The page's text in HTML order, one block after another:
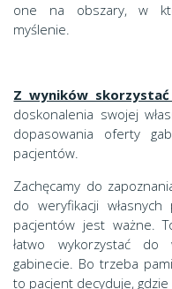
one na obszary, w
myślenie.
Z wyników
doskonalenia swojej
dopasowania oferty
pacjentów.
Zachęcamy do
do weryfikacji
pacjentów jest ważne.
łatwo wykorzystać
gabinecie. Bo trzeba
to pacjent decyduje,